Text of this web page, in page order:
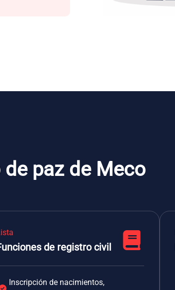
paz de Meco
de registro civil
Inscripción de nacimientos,